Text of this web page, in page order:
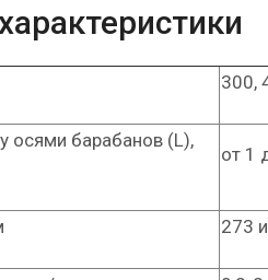
300,
осями барабанов (L),
от 1
273